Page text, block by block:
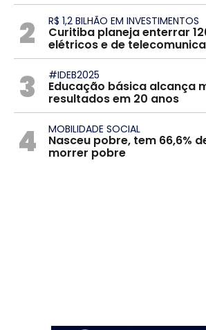
2 R$ 1,2 BILHÃO EM INVESTIMENTOS
Curitiba planeja enterrar
elétricos e de
3 #IDEB2025
Educação básica alcança
resultados em 20 anos
4 MOBILIDADE SOCIAL
Nasceu pobre, tem 66,6%
morrer pobre